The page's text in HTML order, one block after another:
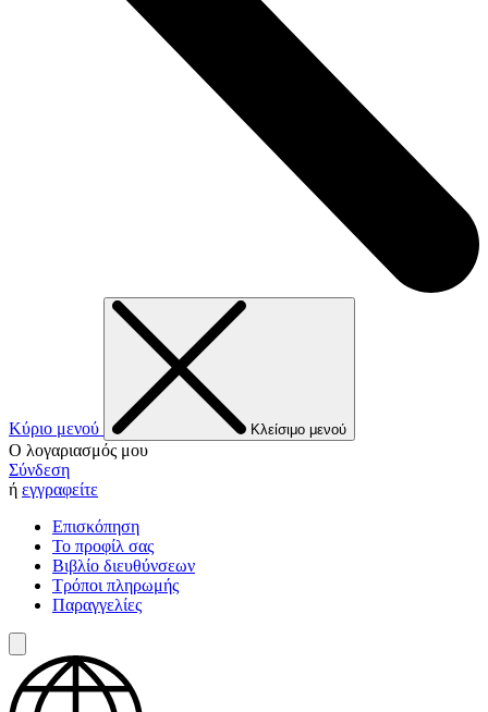
Κύριο μενού Κλείσιμο μενού
Ο λογαριασμός μου
Σύνδεση
ή εγγραφείτε
Επισκόπηση
Το προφίλ σας
Βιβλίο διευθύνσεων
Τρόποι πληρωμής
Παραγγελίες